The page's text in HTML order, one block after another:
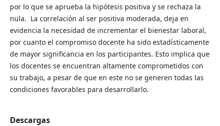
por lo que se aprueba la hipótesis positiva y se rechaza la
nula. La correlación al ser positiva moderada, deja en
evidencia la necesidad de incrementar el bienestar laboral,
por cuanto el compromiso docente ha sido estadísticamente
de mayor significancia en los participantes. Esto implica que
los docentes se encuentran altamente comprometidos con
su trabajo, a pesar de que en este no se generen todas las
condiciones favorables para desarrollarlo.
Descargas